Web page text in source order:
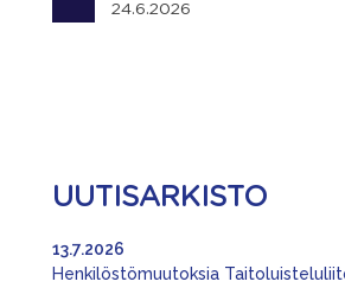
24.6.2026
UUTISARKISTO
Henkilöstömuutoksia
13.7.2026